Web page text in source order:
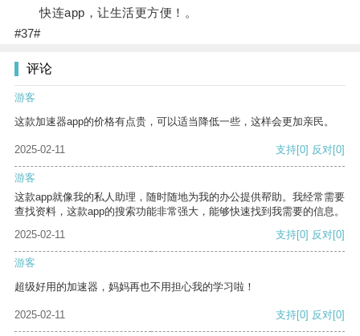
快连app，让生活更方便！。
#37#
评论
游客
这款加速器app的价格有点贵，可以适当降低一些，这样会更加亲民。
2025-02-11 支持[0] 反对[0]
游客
这款app就像我的私人助理，随时随地为我的办公提供帮助。我经常需要
查找资料，这款app的搜索功能非常强大，能够快速找到我需要的信息。
2025-02-11
支持[0] 反对[0]
游客
超级好用的加速器，妈妈再也不用担心我的学习啦！
2025-02-11 支持[0] 反对[0]